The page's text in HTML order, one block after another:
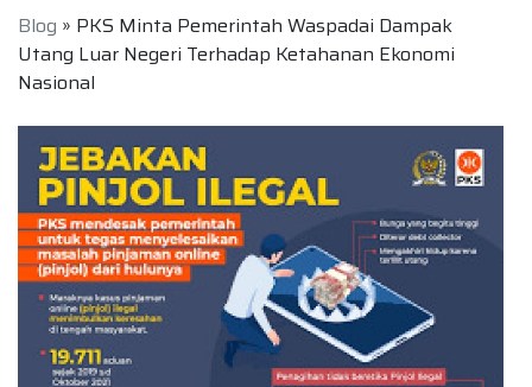
Blog » PKS Minta Pemerintah Waspadai Dampak
Utang Luar Negeri Terhadap Ketahanan Ekonomi
Nasional